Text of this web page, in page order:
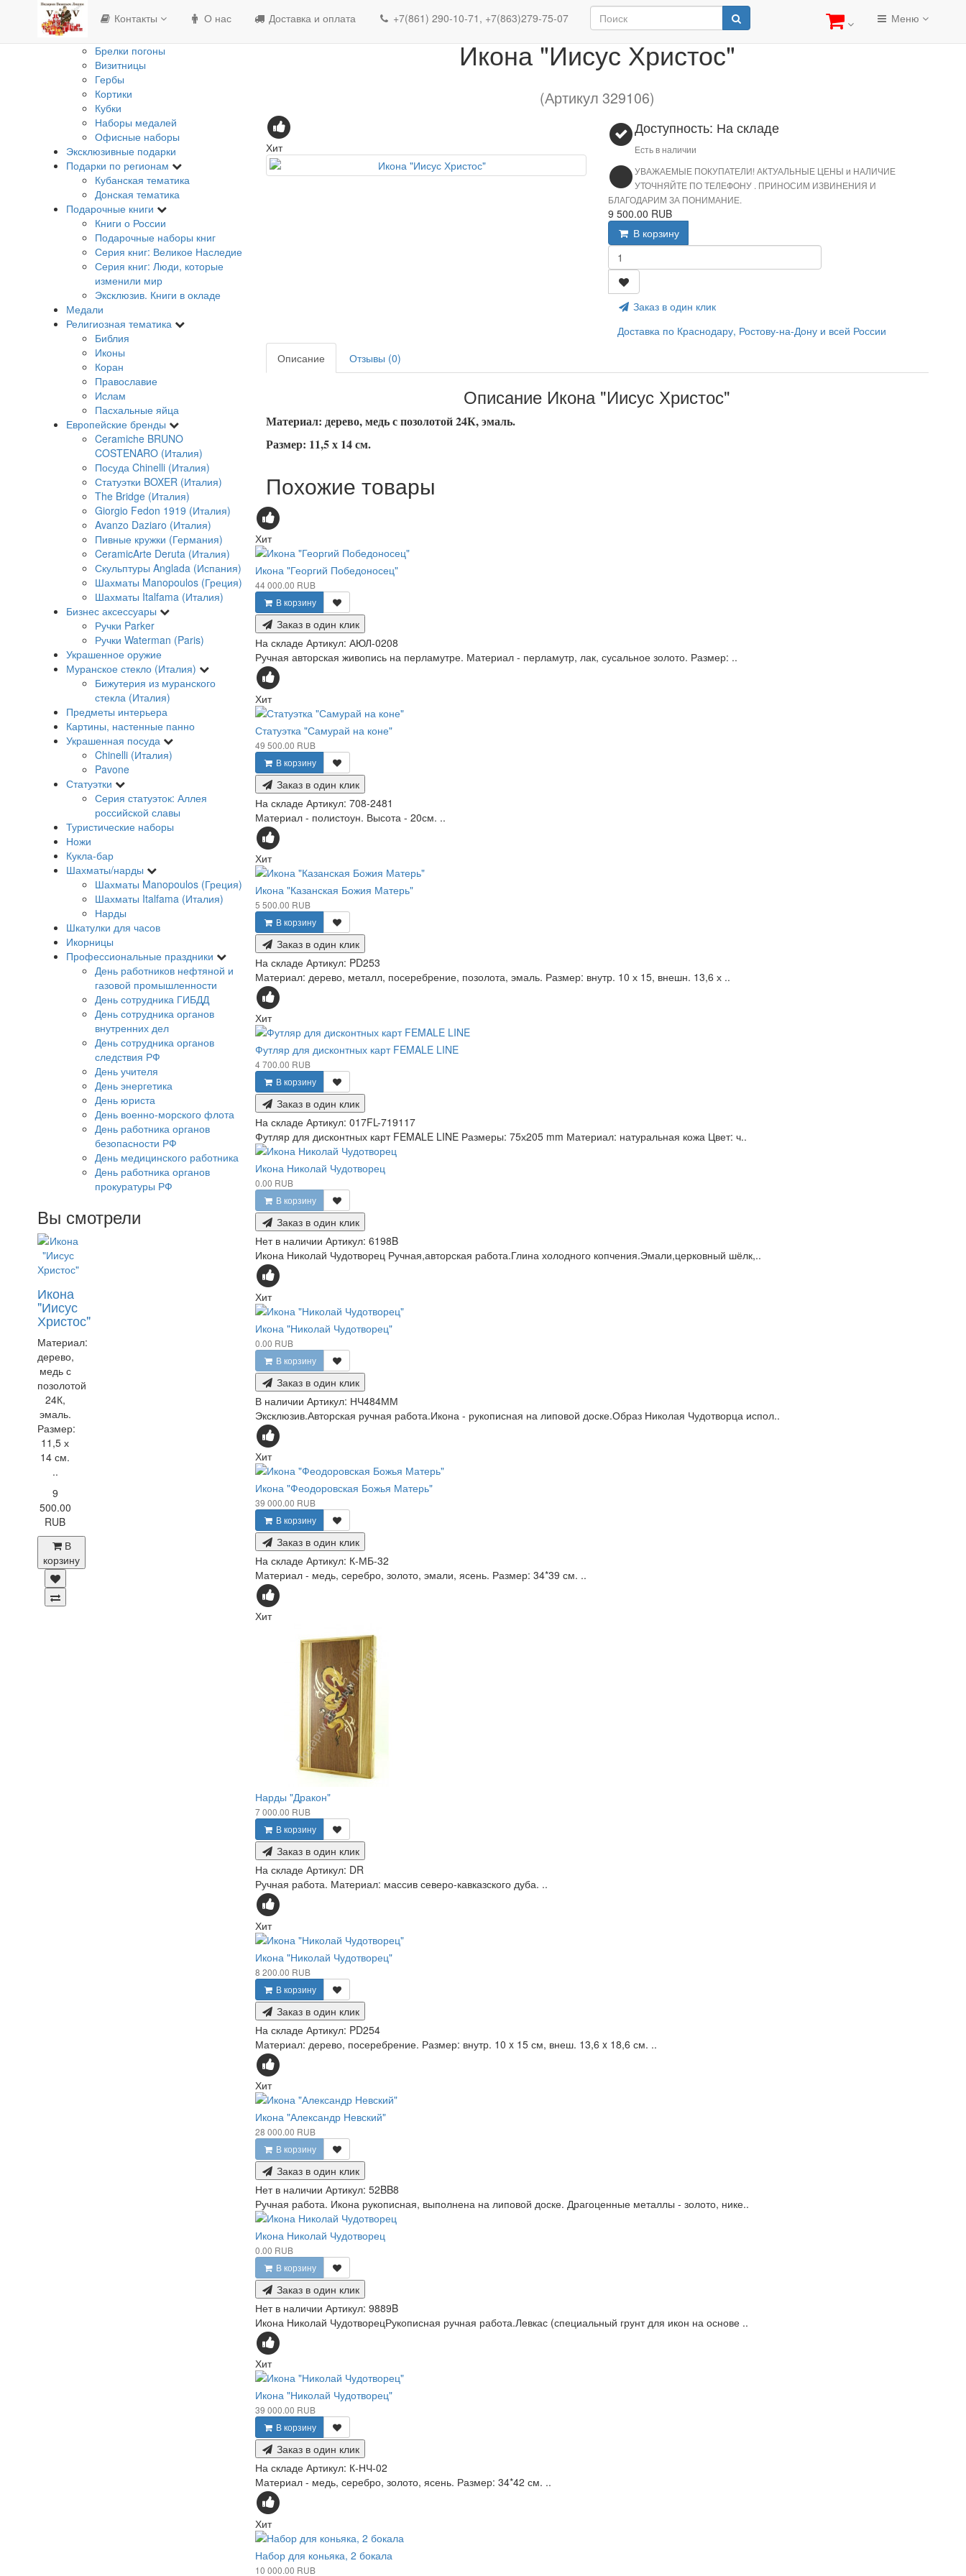
Контакты О нас Доставка и оплата +7(861) 290-10-71, +7(863)279-75-07 Меню
Изделия с Государственной
символикой
Брелки погоны
Визитницы
Гербы
Кортики
Кубки
Наборы медалей
Офисные наборы
Эксклюзивные подарки
Подарки по регионам
Кубанская тематика
Донская тематика
Подарочные книги
Книги о России
Подарочные наборы книг
Серия книг: Великое Наследие
Серия книг: Люди, которые
изменили мир
Эксклюзив. Книги в окладе
Медали
Религиозная тематика
Библия
Иконы
Коран
Православие
Ислам
Пасхальные яйца
Европейские бренды
Ceramiche BRUNO
COSTENARO (Италия)
Посуда Chinelli (Италия)
Статуэтки BOXER (Италия)
The Bridge (Италия)
Giorgio Fedon 1919 (Италия)
Avanzo Daziaro (Италия)
Пивные кружки (Германия)
CeramicArte Deruta (Италия)
Скульптуры Anglada (Испания)
Шахматы Manopoulos (Греция)
Шахматы Italfama (Италия)
Бизнес аксессуары
Ручки Parker
Ручки Waterman (Paris)
Украшенное оружие
Муранское стекло (Италия)
Бижутерия из муранского
стекла (Италия)
Предметы интерьера
Картины, настенные панно
Украшенная посуда
Chinelli (Италия)
Pavone
Статуэтки
Серия статуэток: Аллея
российской славы
Туристические наборы
Ножи
Кукла-бар
Шахматы/нарды
Шахматы Manopoulos (Греция)
Шахматы Italfama (Италия)
Нарды
Шкатулки для часов
Икорницы
Профессиональные праздники
День работников нефтяной и
газовой промышленности
День сотрудника ГИБДД
День сотрудника органов
внутренних дел
День сотрудника органов
следствия РФ
День учителя
День энергетика
День юриста
День военно-морского флота
День работника органов
безопасности РФ
День медицинского работника
День работника органов
прокуратуры РФ
Вы смотрели
Икона
"Иисус
Христос"
Материал:
дерево,
медь с
позолотой
24К,
эмаль.
Размер:
11,5 х
14 см.
..
9
500.00
RUB
В
корзину
Икона "Иисус Христос"
Икона "Иисус Христос"
(Артикул 329106)
Хит
Доступность: На складе
Есть в наличии
УВАЖАЕМЫЕ ПОКУПАТЕЛИ! АКТУАЛЬНЫЕ ЦЕНЫ и НАЛИЧИЕ
УТОЧНЯЙТЕ ПО ТЕЛЕФОНУ . ПРИНОСИМ ИЗВИНЕНИЯ И
БЛАГОДАРИМ ЗА ПОНИМАНИЕ.
9 500.00 RUB
В корзину
Заказ в один клик
Доставка по Краснодару, Ростову-на-Дону и всей России
Описание
Отзывы (0)
Описание Икона "Иисус Христос"
Материал: дерево, медь с позолотой 24К, эмаль.
Размер: 11,5 х 14 см.
Похожие товары
Хит
Икона "Георгий Победоносец"
44 000.00 RUB
В корзину
Заказ в один клик
На складе Артикул: АЮЛ-0208
Ручная авторская живопись на перламутре. Материал - перламутр, лак, сусальное золото. Размер: ..
Хит
Статуэтка "Самурай на коне"
49 500.00 RUB
В корзину
Заказ в один клик
На складе Артикул: 708-2481
Материал - полистоун. Высота - 20см. ..
Хит
Икона "Казанская Божия Матерь"
5 500.00 RUB
В корзину
Заказ в один клик
На складе Артикул: PD253
Материал: дерево, металл, посеребрение, позолота, эмаль. Размер: внутр. 10 х 15, внешн. 13,6 х ..
Хит
Футляр для дисконтных карт FEMALE LINE
4 700.00 RUB
В корзину
Заказ в один клик
На складе Артикул: 017FL-719117
Футляр для дисконтных карт FEMALE LINE Размеры: 75х205 mm Материал: натуральная кожа Цвет: ч..
Икона Николай Чудотворец
0.00 RUB
В корзину
Заказ в один клик
Нет в наличии Артикул: 6198B
Икона Николай Чудотворец Ручная,авторская работа.Глина холодного копчения.Эмали,церковный шёлк,..
Хит
Икона "Николай Чудотворец"
0.00 RUB
В корзину
Заказ в один клик
В наличии Артикул: НЧ484ММ
Эксклюзив.Авторская ручная работа.Икона - рукописная на липовой доске.Образ Николая Чудотворца испол..
Хит
Икона "Феодоровская Божья Матерь"
39 000.00 RUB
В корзину
Заказ в один клик
На складе Артикул: К-МБ-32
Материал - медь, серебро, золото, эмали, ясень. Размер: 34*39 см. ..
Хит
Нарды "Дракон"
7 000.00 RUB
В корзину
Заказ в один клик
На складе Артикул: DR
Ручная работа. Материал: массив северо-кавказского дуба. ..
Хит
Икона "Николай Чудотворец"
8 200.00 RUB
В корзину
Заказ в один клик
На складе Артикул: PD254
Материал: дерево, посеребрение. Размер: внутр. 10 x 15 см, внеш. 13,6 x 18,6 см. ..
Хит
Икона "Александр Невский"
28 000.00 RUB
В корзину
Заказ в один клик
Нет в наличии Артикул: 52BB8
Ручная работа. Икона рукописная, выполнена на липовой доске. Драгоценные металлы - золото, нике..
Икона Николай Чудотворец
0.00 RUB
В корзину
Заказ в один клик
Нет в наличии Артикул: 9889B
Икона Николай ЧудотворецРукописная ручная работа.Левкас (специальный грунт для икон на основе ..
Хит
Икона "Николай Чудотворец"
39 000.00 RUB
В корзину
Заказ в один клик
На складе Артикул: К-НЧ-02
Материал - медь, серебро, золото, ясень. Размер: 34*42 см. ..
Хит
Набор для коньяка, 2 бокала
10 000.00 RUB